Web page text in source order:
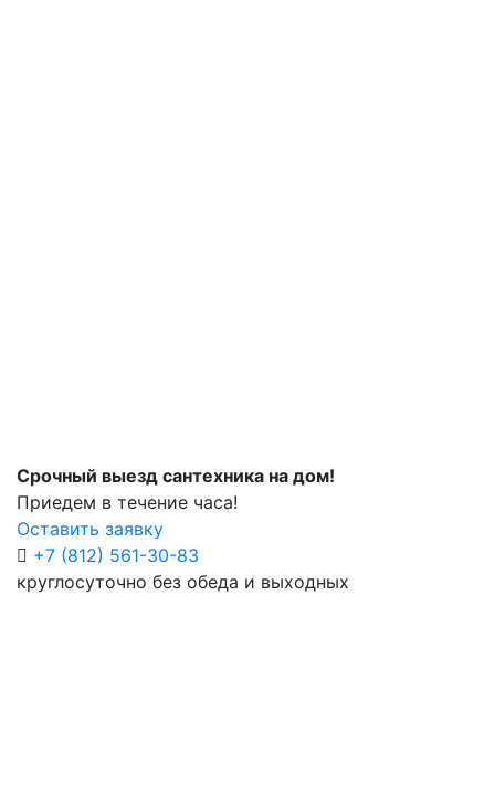
Срочный выезд сантехника на дом!
Приедем в течение часа!
Оставить заявку
+7 (812) 561-30-83
круглосуточно без обеда и выходных